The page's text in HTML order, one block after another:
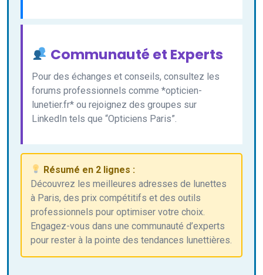
Communauté et Experts
Pour des échanges et conseils, consultez les
forums professionnels comme *opticien-
lunetier.fr* ou rejoignez des groupes sur
LinkedIn tels que “Opticiens Paris”.
Résumé en 2 lignes :
Découvrez les meilleures adresses de lunettes
à Paris, des prix compétitifs et des outils
professionnels pour optimiser votre choix.
Engagez-vous dans une communauté d’experts
pour rester à la pointe des tendances lunettières.